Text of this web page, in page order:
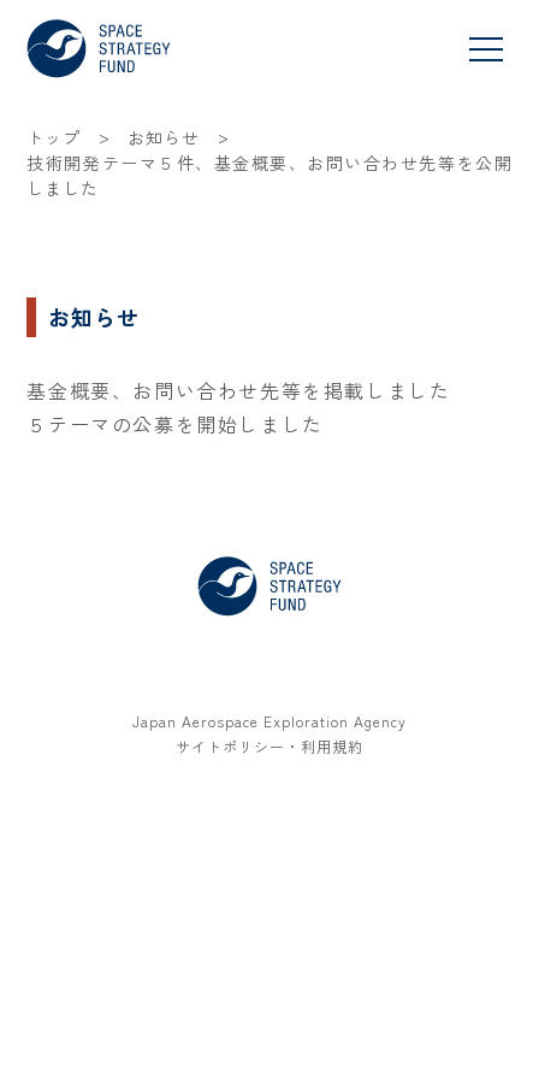
トップ > お知らせ
>
技術開発テーマ５件、基金概要、お問い合わせ先等を公開
しました
お知らせ
基金概要、お問い合わせ先等を掲載しました
５テーマの公募を開始しました
Japan Aerospace Exploration Agency
サイトポリシー・利用規約